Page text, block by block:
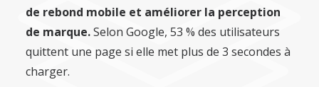
de rebond mobile et améliorer la perception
de marque.Selon Google, 53 % des utilisateurs
quittent une page si elle met plus de 3 secondes à
charger.